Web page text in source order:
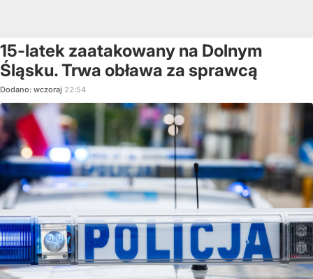
15-latek zaatakowany na Dolnym
Śląsku. Trwa obława za sprawcą
Dodano: wczoraj 22:54